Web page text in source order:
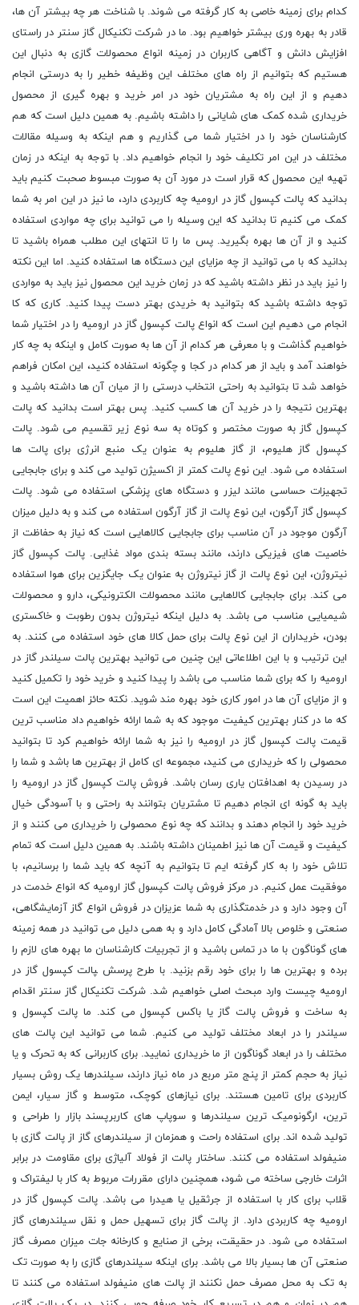
کدام برای زمینه خاصی به کار گرفته می شوند. با شناخت هر چه بیشتر آن ها،
قادر به بهره وری بیشتر خواهیم بود. ما در شرکت تکنیکال گاز سنتر در راستای
افزایش دانش و آگاهی کاربران در زمینه انواع محصولات گازی به دنبال این
هستیم که بتوانیم از راه های مختلف این وظیفه خطیر را به درستی انجام
دهیم و از این راه به مشتریان خود در امر خرید و بهره گیری از محصول
خریداری شده کمک های شایانی را داشته باشیم. به همین دلیل است که هم
کارشناسان خود را در اختیار شما می گذاریم و هم اینکه به وسیله مقالات
مختلف در این امر تکلیف خود را انجام خواهیم داد. با توجه به اینکه در زمان
تهیه این محصول که قرار است در مورد آن به صورت مبسوط صحبت کنیم باید
بدانید که پالت کپسول گاز در ارومیه چه کاربردی دارد، ما نیز در این امر به شما
کمک می کنیم تا بدانید که این وسیله را می توانید برای چه مواردی استفاده
کنید و از آن ها بهره بگیرید. پس ما را تا انتهای این مطلب همراه باشید تا
بدانید که با می توانید از چه مزایای این دستگاه ها استفاده کنید. اما این نکته
را نیز باید در نظر داشته باشید که در زمان خرید این محصول نیز باید به مواردی
توجه داشته باشید که بتوانید به خریدی بهتر دست پیدا کنید. کاری که کا
انجام می دهیم این است که انواع پالت کپسول گاز در ارومیه را در اختیار شما
خواهیم گذاشت و با معرفی هر کدام از آن ها به صورت کامل و اینکه به چه کار
خواهند آمد و باید از هر کدام در کجا و چگونه استفاده کنید، این امکان فراهم
خواهد شد تا بتوانید به راحتی انتخاب درستی را از میان آن ها داشته باشید و
بهترین نتیجه را در خرید آن ها کسب کنید. پس بهتر است بدانید که پالت
کپسول گاز به صورت مختصر و کوتاه به سه نوع زیر تقسیم می شود. پالت
کپسول گاز هلیوم، از گاز هلیوم به عنوان یک منبع انرژی برای پالت ها
استفاده می شود. این نوع پالت کمتر از اکسیژن تولید می کند و برای جابجایی
تجهیزات حساسی مانند لیزر و دستگاه های پزشکی استفاده می شود. پالت
کپسول گاز آرگون، این نوع پالت از گاز آرگون استفاده می کند و به دلیل میزان
آرگون موجود در آن مناسب برای جابجایی کالاهایی است که نیاز به حفاظت از
خاصیت های فیزیکی دارند، مانند بسته بندی مواد غذایی. پالت کپسول گاز
نیتروژن، این نوع پالت از گاز نیتروژن به عنوان یک جایگزین برای هوا استفاده
می کند. برای جابجایی کالاهایی مانند محصولات الکترونیکی، دارو و محصولات
شیمیایی مناسب می باشد. به دلیل اینکه نیتروژن بدون رطوبت و خاکستری
بودن، خریداران از این نوع پالت برای حمل کالا های خود استفاده می کنند. به
این ترتیب و با این اطلاعاتی این چنین می توانید بهترین پالت سیلندر گاز در
ارومیه را که برای شما مناسب می باشد را پیدا کنید و خرید خود را تکمیل کنید
و از مزایای آن ها در امور کاری خود بهره مند شوید. نکته حائز اهمیت این است
که ما در کنار بهترین کیفیت موجود که به شما ارائه خواهیم داد مناسب ترین
قیمت پالت کپسول گاز در ارومیه را نیز به شما ارائه خواهیم کرد تا بتوانید
محصولی را که خریداری می کنید، مجموعه ای کامل از بهترین ها باشد و شما را
در رسیدن به اهدافتان یاری رسان باشد. فروش پالت کپسول گاز در ارومیه را
باید به گونه ای انجام دهیم تا مشتریان بتوانند به راحتی و با آسودگی خیال
خرید خود را انجام دهند و بدانند که چه نوع محصولی را خریداری می کنند و از
کیفیت و قیمت آن ها نیز اطمینان داشته باشند. به همین دلیل است که تمام
تلاش خود را به کار گرفته ایم تا بتوانیم به آنچه که باید شما را برسانیم، با
موفقیت عمل کنیم. در مرکز فروش پالت کپسول گاز ارومیه که انواع خدمت در
آن وجود دارد و در خدمتگذاری به شما عزیزان در فروش انواع گاز آزمایشگاهی،
صنعتی و خلوص بالا آمادگی کامل دارد و به همی دلیل می توانید در همه زمینه
های گوناگون با ما در تماس باشید و از تجربیات کارشناسان ما بهره های لازم را
برده و بهترین ها را برای خود رقم بزنید. با طرح پرسش ‍پالت کپسول گاز در
ارومیه چیست وارد مبحث اصلی خواهیم شد. شرکت تکنیکال گاز سنتر اقدام
به ساخت و فروش پالت گاز یا باکس کپسول می کند. ما پالت کپسول و
سیلندر را در ابعاد مختلف تولید می کنیم. شما می توانید این پالت های
مختلف را در ابعاد گوناگون از ما خریداری نمایید. برای کاربرانی که به تحرک و یا
نیاز به حجم کمتر از پنج متر مربع در ماه نیاز دارند، سیلندرها یک روش بسیار
کاربردی برای تامین هستند. برای نیازهای کوچک، متوسط و گاز سیار، ایمن
ترین، ارگونومیک ترین سیلندرها و سوپاپ های کاربرپسند بازار را طراحی و
تولید شده اند. برای استفاده راحت و همزمان از سیلندرهای گاز از پالت گازی با
منیفولد استفاده می کنند. ساختار پالت از فولاد آلیاژی برای مقاومت در برابر
اثرات خارجی ساخته می شود، همچنین دارای مقررات مربوط به کار با لیفتراک و
قلاب برای کار با استفاده از جرثقیل یا هیدرا می باشد. پالت کپسول گاز در
ارومیه چه کاربردی دارد. از پالت گاز برای تسهیل حمل و نقل سیلندرهای گاز
استفاده می شود. در حقیقت، برخی از صنایع و کارخانه جات میزان مصرف گاز
صنعتی آن ها بسیار بالا می باشد. برای اینکه سیلندرهای گازی را به صورت تک
به تک به محل مصرف حمل نکنند از پالت های منیفولد استفاده می کنند تا